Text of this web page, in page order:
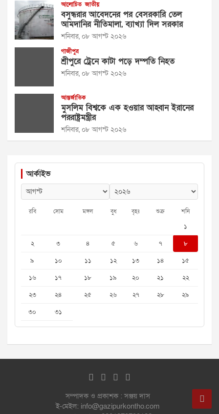
আলোচিত জাতীয়
বসুন্ধরার আবেদনের পর বেসরকারি তেল
আমদানির নীতিমালা, ব্যাখ্যা দিল সরকার
শনিবার, ০৮ আগস্ট ২০২৬
গাজীপুর
শ্রীপুরে ট্রেনে কাটা পড়ে দম্পতি নিহত
শনিবার, ০৮ আগস্ট ২০২৬
আন্তর্জাতিক
মুসলিম বিশ্বকে এক হওয়ার আহ্বান ইরানের
পররাষ্ট্রমন্ত্রীর
শনিবার, ০৮ আগস্ট ২০২৬
আর্কাইভ
রবি সোম মঙ্গল বুধ বৃহঃ শুক্র শনি
১
২
৩ ৪ ৫ ৬ ৭
৮
৯
১০ ১১ ১২ ১৩ ১৪
১৫
১৬
১৭ ১৮ ১৯ ২০ ২১
২২
২৩
২৪ ২৫ ২৬ ২৭ ২৮
২৯
৩০
৩১
সম্পাদক ও প্রকাশক : সঞ্জয় দাস
ই-মেইল: info@gazipurkontho.com